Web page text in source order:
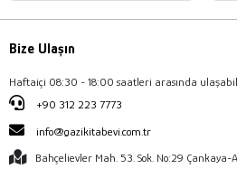
Bize Ulaşın
Haftaiçi 08:30 - 18:00 saatleri arasında
+90 312 223 7773
info@gazikitabevi.com.tr
Bahçelievler Mah. 53. Sok. No:29 Çankaya-